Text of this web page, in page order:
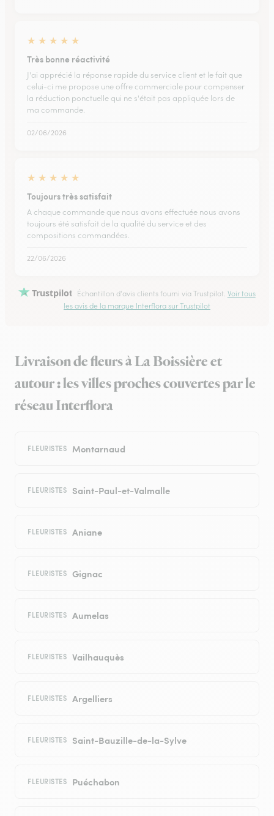
★ ★ ★ ★ ★
Très bonne réactivité
J'ai apprécié la réponse rapide du service client et le fait que
celui-ci me propose une offre commerciale pour compenser
la réduction ponctuelle qui ne s'était pas appliquée lors de
ma commande.
02/06/2026
★ ★ ★ ★ ★
Toujours très satisfait
A chaque commande que nous avons effectuée nous avons
toujours été satisfait de la qualité du service et des
compositions commandées.
22/06/2026
Trustpilot Échantillon d'avis clients fourni via Trustpilot. Voir tous
les avis de la marque Interflora sur Trustpilot
Livraison de fleurs à La Boissière et
autour : les villes proches couvertes par le
réseau Interflora
FLEURISTES Montarnaud
FLEURISTES Saint-Paul-et-Valmalle
FLEURISTES Aniane
FLEURISTES Gignac
FLEURISTES Aumelas
FLEURISTES Vailhauquès
FLEURISTES Argelliers
FLEURISTES Saint-Bauzille-de-la-Sylve
FLEURISTES Puéchabon